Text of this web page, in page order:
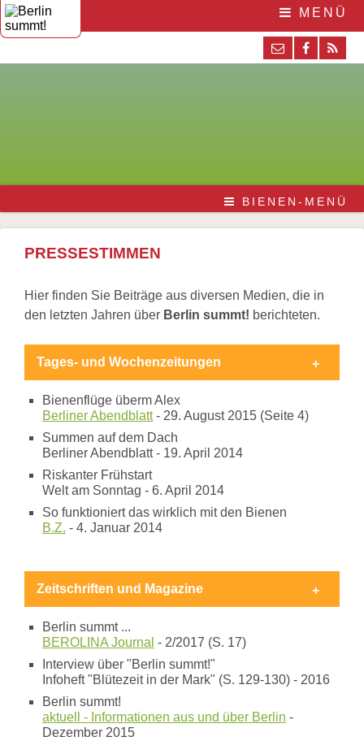
MENÜ
BIENEN-MENÜ
PRESSESTIMMEN
Hier finden Sie Beiträge aus diversen Medien, die in
den letzten Jahren über Berlin summt! berichteten.
Tages- und Wochenzeitungen
Bienenflüge überm Alex
Berliner Abendblatt- 29. August 2015 (Seite 4)
Summen auf dem Dach
Berliner Abendblatt - 19. April 2014
Riskanter Frühstart
Welt am Sonntag - 6. April 2014
So funktioniert das wirklich mit den Bienen
B.Z. - 4. Januar 2014
Zeitschriften und Magazine
Berlin summt ...
BEROLINA Journal - 2/2017 (S. 17)
Interview über "Berlin summt!"
Infoheft "Blütezeit in der Mark" (S. 129-130) - 2016
Berlin summt!
aktuell - Informationen aus und über Berlin -
Dezember 2015